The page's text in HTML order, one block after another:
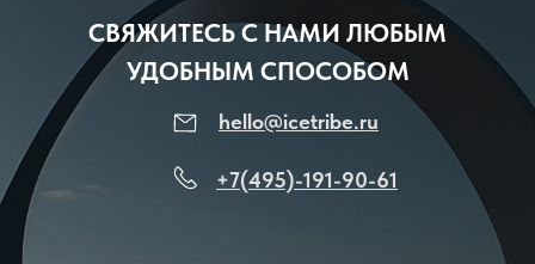
СВЯЖИТЕСЬ С НАМИ ЛЮБЫМ
УДОБНЫМ СПОСОБОМ
hello@icetribe.ru
+7(495)-191-90-61